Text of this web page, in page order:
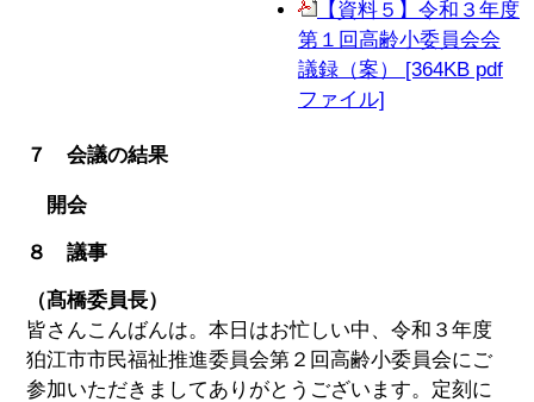
【資料５】令和３年度
第１回高齢小委員会会
議録（案） [364KB pdf
ファイル]
７ 会議の結果
開会
８ 議事
（髙橋委員長）
皆さんこんばんは。本日はお忙しい中、令和３年度
狛江市市民福祉推進委員会第２回高齢小委員会にご
参加いただきましてありがとうございます。定刻に